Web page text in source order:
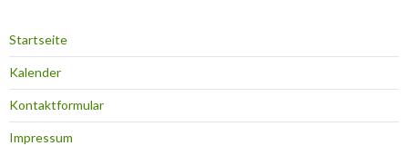
Startseite
Kalender
Kontaktformular
Impressum